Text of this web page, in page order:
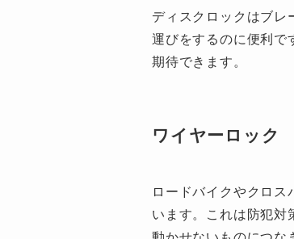
ディスクロックはブレ
運びをするのに便利で
期待できます。
ワイヤーロック
ロードバイクやクロス
います。これは防犯対